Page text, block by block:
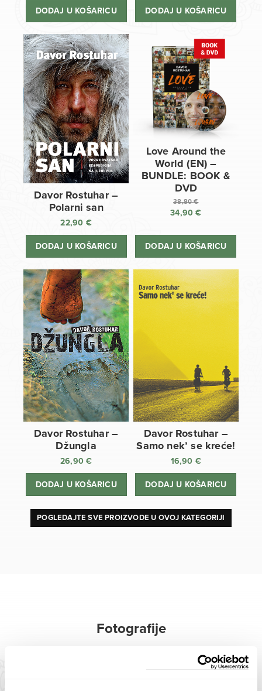
DODAJ U KOŠARICU DODAJ U KOŠARICU
Davor Rostuhar –
Polarni san
22,90 €
DODAJ U KOŠARICU
Love Around the
World (EN) –
BUNDLE: BOOK &
DVD
38,80€
Izvorna
bila
34,90€
cijena
DODAJ U KOŠARICU
Davor Rostuhar –
Džungla
26,90€
DODAJ U KOŠARICU
Davor Rostuhar –
Samo nek’ se kreće!
16,90 €
DODAJ U KOŠARICU
POGLEDAJTE SVE PROIZVODE U OVOJ KATEGORIJI
Fotografije